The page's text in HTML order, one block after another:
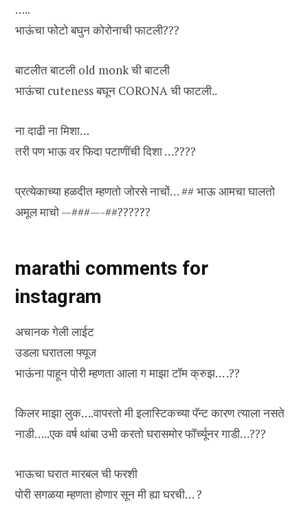
…..
भाऊंचा फोटो बघुन कोरोनाची फाटली???
बाटलीत बाटली old monk ची बाटली
भाऊंचा cuteness बघून CORONA ची फाटली..
ना दाढी ना मिशा…
तरी पण भाऊ वर फिदा पटाणींची दिशा …????
प्रत्येकाच्या हळदीत म्हणतो जोरसे नाचों… ## भाऊ आमचा घालतो
अमूल माचो —###—-##??????
marathi comments for
instagram
अचानक गेली लाईट
उडला घरातला फ्यूज
भाऊंना पाहून पोरी म्हणता आला ग माझा टॉम क्रुझ… .??
किलर माझा लुक….वापरतो मी इलास्टिकच्या पॅन्ट कारण त्याला नसते
नाडी…..एक वर्ष थांबा उभी करतो घरासमोर फॉर्च्यूनर गाडी…???
भाऊचा घरात मारबल ची फरशी
पोरी सगळया म्हणता होणार सून मी ह्या घरची… ?